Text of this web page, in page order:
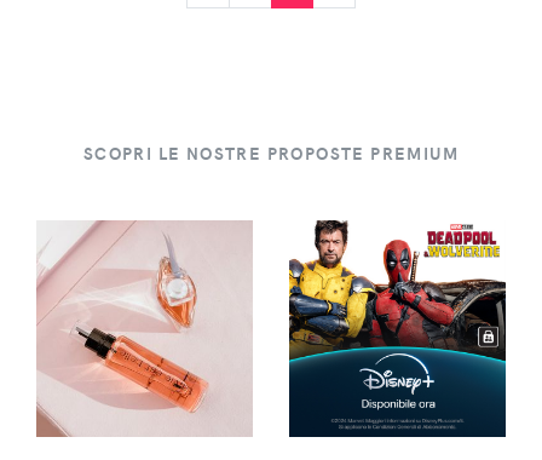
SCOPRI LE NOSTRE PROPOSTE PREMIUM